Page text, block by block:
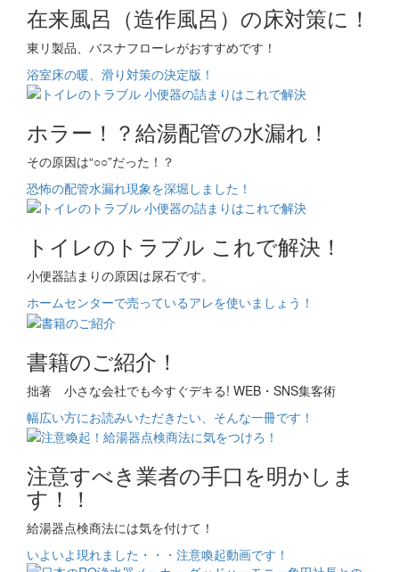
在来風呂（造作風呂）の床対策に！
東リ製品、バスナフローレがおすすめです！
浴室床の暖、滑り対策の決定版！
ホラー！？給湯配管の水漏れ！
その原因は“○○”だった！？
恐怖の配管水漏れ現象を深堀しました！
トイレのトラブル これで解決！
小便器詰まりの原因は尿石です。
ホームセンターで売っているアレを使いましょう！
書籍のご紹介！
拙著 小さな会社でも今すぐデキる! WEB・SNS集客術
幅広い方にお読みいただきたい、そんな一冊です！
注意すべき業者の手口を明かしま
す！！
給湯器点検商法には気を付けて！
いよいよ現れました・・・注意喚起動画です！